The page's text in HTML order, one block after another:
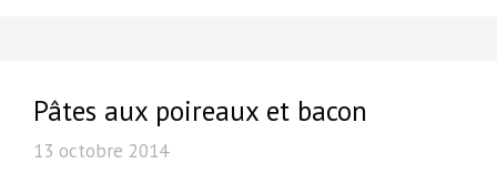
Pâtes aux poireaux et bacon
13 octobre 2014